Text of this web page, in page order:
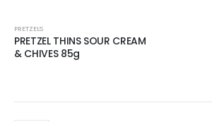
PRETZELS
PRETZEL THINS SOUR CREAM
& CHIVES 85g